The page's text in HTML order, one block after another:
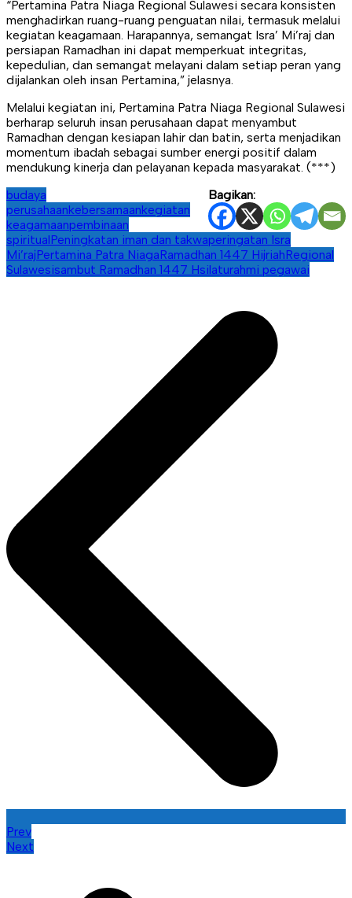
“Pertamina Patra Niaga Regional Sulawesi secara konsisten
menghadirkan ruang-ruang penguatan nilai, termasuk melalui
kegiatan keagamaan. Harapannya, semangat Isra’ Mi’raj dan
persiapan Ramadhan ini dapat memperkuat integritas,
kepedulian, dan semangat melayani dalam setiap peran yang
dijalankan oleh insan Pertamina,” jelasnya.
Melalui kegiatan ini, Pertamina Patra Niaga Regional Sulawesi
berharap seluruh insan perusahaan dapat menyambut
Ramadhan dengan kesiapan lahir dan batin, serta menjadikan
momentum ibadah sebagai sumber energi positif dalam
mendukung kinerja dan pelayanan kepada masyarakat. (***)
Bagikan:
budaya
perusahaankebersamaankegiatan
keagamaanpembinaan
spiritualPeningkatan iman dan takwaperingatan Isra
Mi’rajPertamina Patra NiagaRamadhan 1447 HijriahRegional
Sulawesisambut Ramadhan 1447 Hsilaturahmi pegawai
Prev
Next